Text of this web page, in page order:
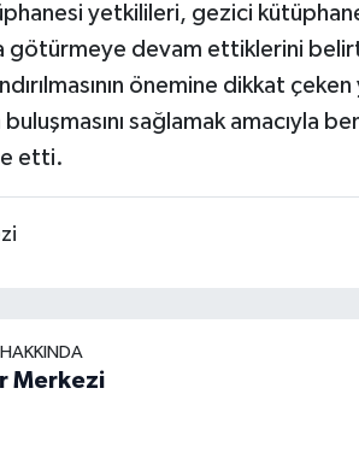
yetkilileri, gezici
götürmeye devam ettiklerini
önemine dikkat
sağlamak amacıyla
etti.
Merkezi